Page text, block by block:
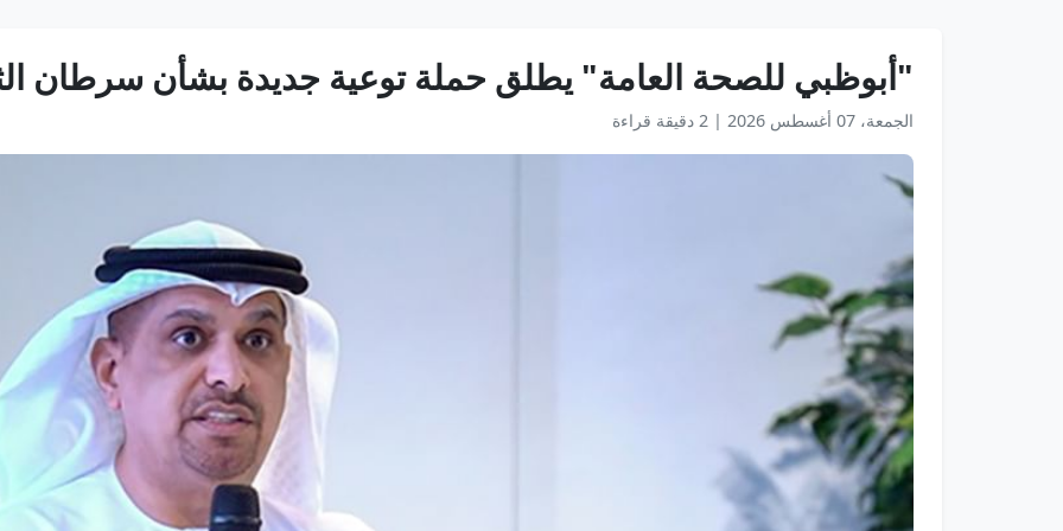
"أبوظبي للصحة العامة" يطلق حملة توعية جديدة بشأن سرطان
الجمعة، 07 أغسطس 2026 | 2 دقيقة قراءة